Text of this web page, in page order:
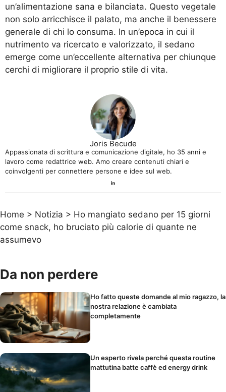
un’alimentazione sana e bilanciata. Questo vegetale
non solo arricchisce il palato, ma anche il benessere
generale di chi lo consuma. In un’epoca in cui il
nutrimento va ricercato e valorizzato, il sedano
emerge come un’eccellente alternativa per chiunque
cerchi di migliorare il proprio stile di vita.
Joris Becude
Appassionata di scrittura e comunicazione digitale, ho 35 anni e
lavoro come redattrice web. Amo creare contenuti chiari e
coinvolgenti per connettere persone e idee sul web.
Home > Notizia > Ho mangiato sedano per 15 giorni
come snack, ho bruciato più calorie di quante ne
assumevo
Da non perdere
Ho fatto queste domande al mio ragazzo, la
nostra relazione è cambiata
completamente
Un esperto rivela perché questa routine
mattutina batte caffè ed energy drink